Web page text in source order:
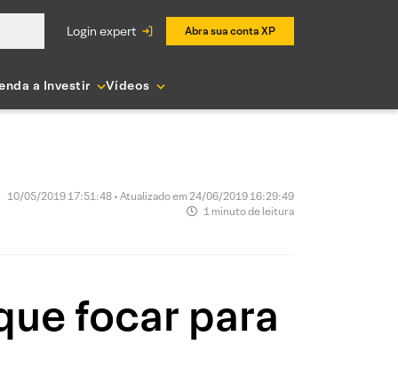
login expert Abra sua conta XP
a Investir Vídeos
10/05/2019 17:51:48 • Atualizado em 24/06/2019 16:29:49
1 minuto de leitura
focar para